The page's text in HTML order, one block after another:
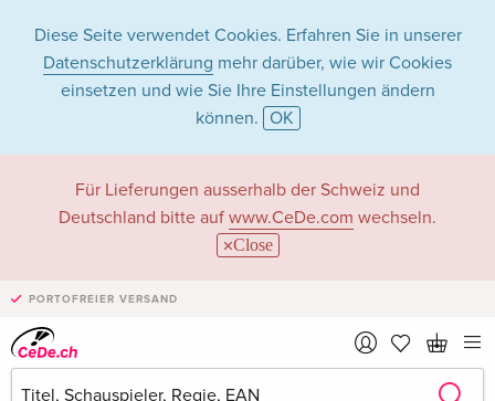
Diese Seite verwendet Cookies. Erfahren Sie in unserer
Datenschutzerklärung mehr darüber, wie wir Cookies
einsetzen und wie Sie Ihre Einstellungen ändern
können. OK
Für Lieferungen ausserhalb der Schweiz und
Deutschland bitte auf www.CeDe.com wechseln.
Close
PORTOFREIER VERSAND
›